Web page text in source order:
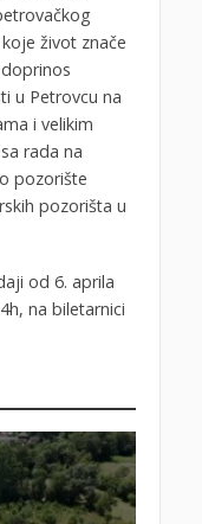
život znače
u Petrovcu na
i velikim
rada na
pozorište
pozorišta u
od 6. aprila
na biletarnici